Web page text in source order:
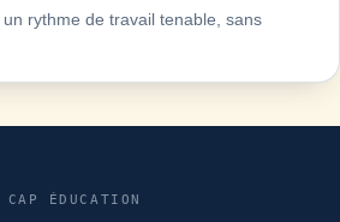
rythme de travail tenable, sans
ÉDUCATION